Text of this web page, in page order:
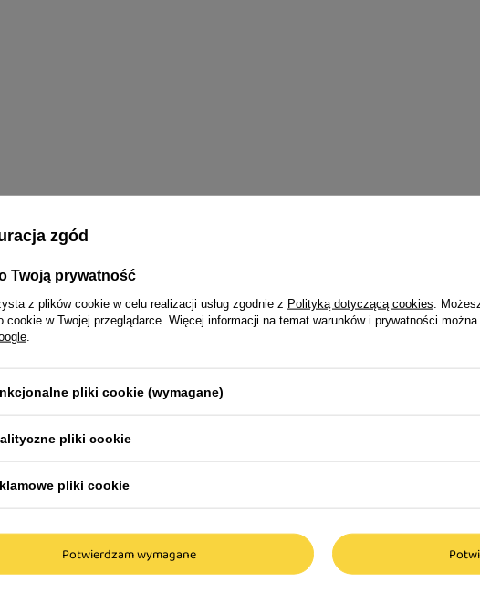
Zapisz się do newslettera i odbierz
swoje pierwsze zakupy!
Imię i nazwisko: Adres e-mail:
zgód
Twoją prywatność
z plików cookie w celu realizacji usług zgodnie z Polityką dotyczącą cookies .
cookie w Twojej przeglądarce. Więcej informacji na temat warunków i prywatności
pliki cookie (wymagane)
pliki cookie
pliki cookie
Potwierdzam wymagane